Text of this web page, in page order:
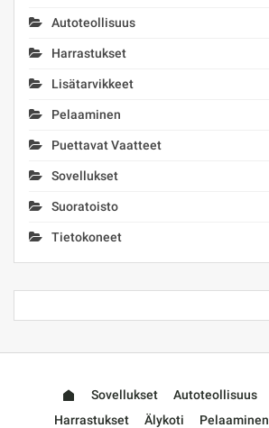
Autoteollisuus
Harrastukset
Lisätarvikkeet
Pelaaminen
Puettavat Vaatteet
Sovellukset
Suoratoisto
Tietokoneet
Sovellukset Autoteollisuus
Harrastukset
Älykoti Pelaaminen